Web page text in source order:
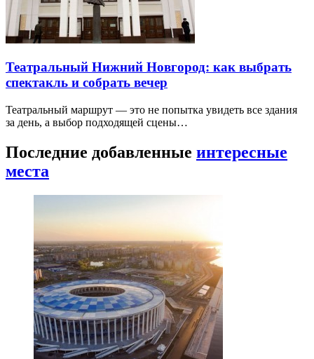
Театральный Нижний Новгород: как выбрать
спектакль и собрать вечер
Театральный маршрут — это не попытка увидеть все здания
за день, а выбор подходящей сцены…
Последние добавленные интересные
места